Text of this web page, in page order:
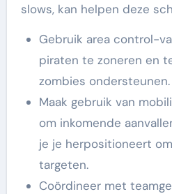
slows, kan helpen deze
Gebruik area control-
piraten te zoneren en
zombies ondersteunen.
Maak gebruik van
om inkomende
je je herpositioneert
targeten.
Coördineer met